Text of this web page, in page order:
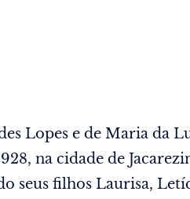
Lopes e de Maria da
na cidade de
seus filhos Laurisa,